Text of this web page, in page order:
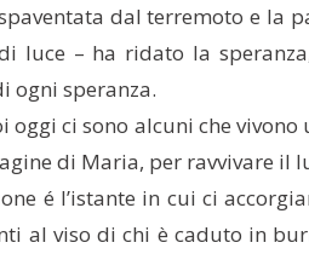
dal terremoto e la
luce – ha ridato la
ogni speranza.
oggi ci sono alcuni che
di Maria, per ravvivare il
é l’istante in cui ci
al viso di chi è caduto in